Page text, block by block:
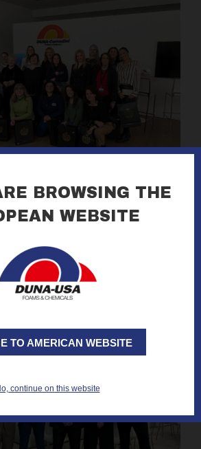
BROWSING THE
WEBSITE
TO AMERICAN WEBSITE
continue on this website